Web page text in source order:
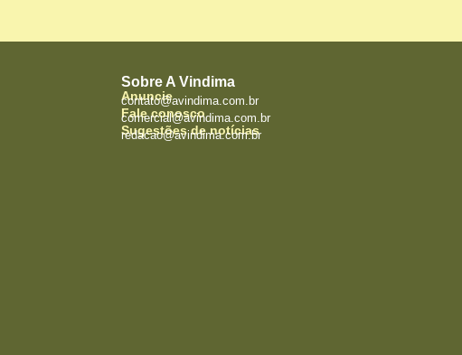
Sobre A Vindima
Anuncie
contato@avindima.com.br
Fale conosco
comercial@avindima.com.br
Sugestões de notícias
redacao@avindima.com.br